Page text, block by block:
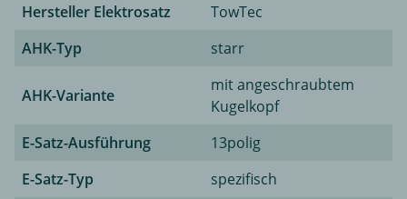
Hersteller Elektrosatz
TowTec
AHK-Typ
starr
AHK-Variante
mit angeschraubtem
Kugelkopf
E-Satz-Ausführung
13polig
E-Satz-Typ
spezifisch